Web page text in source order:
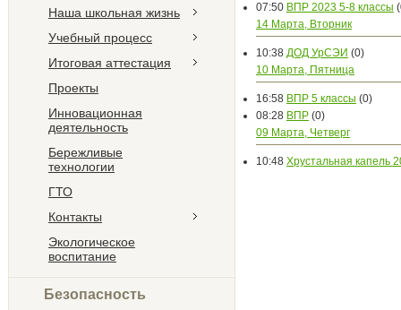
Наша школьная жизнь
Учебный процесс
Итоговая аттестация
Проекты
Инновационная
деятельность
Бережливые
технологии
ГТО
Контакты
Экологическое
воспитание
Безопасность
07:50 ВПР 2023 5-8 классы
14 Марта, Вторник
10:38 ДОД УрСЭИ (0)
10 Марта, Пятница
16:58 ВПР 5 классы (0)
08:28 ВПР (0)
09 Марта, Четверг
10:48 Хрустальная капель